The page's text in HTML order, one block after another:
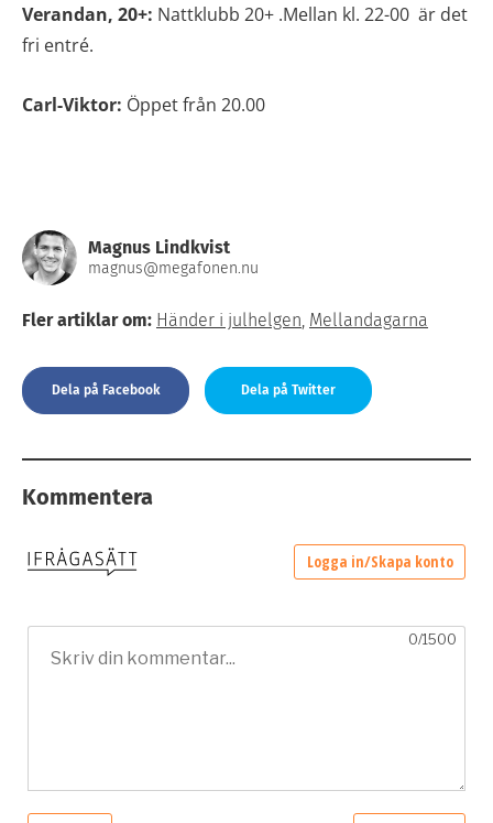
Verandan, 20+: Nattklubb 20+ .Mellan kl. 22-00 är det
fri entré.
Carl-Viktor: Öppet från 20.00
Magnus Lindkvist
magnus@megafonen.nu
Fler artiklar om: Händer i julhelgen, Mellandagarna
Dela på Facebook Dela på Twitter
Kommentera